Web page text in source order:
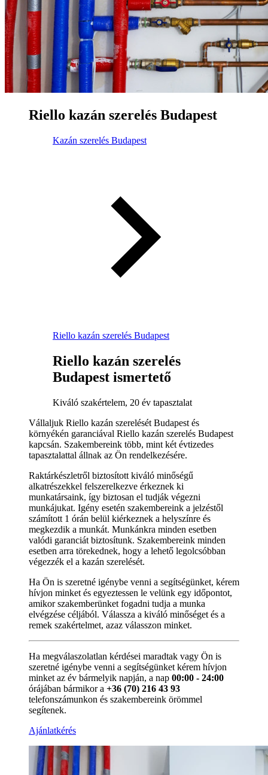
Riello kazán szerelés Budapest
Kazán szerelés Budapest
Riello kazán szerelés Budapest
Riello kazán szerelés
Budapest ismertető
Kiváló szakértelem, 20 év tapasztalat
Vállaljuk Riello kazán szerelését Budapest és
környékén garanciával Riello kazán szerelés Budapest
kapcsán. Szakembereink több, mint két évtizedes
tapasztalattal állnak az Ön rendelkezésére.
Raktárkészletről biztosított kiváló minőségű
alkatrészekkel felszerelkezve érkeznek ki
munkatársaink, így biztosan el tudják végezni
munkájukat. Igény esetén szakembereink a jelzéstől
számított 1 órán belül kiérkeznek a helyszínre és
megkezdik a munkát. Munkánkra minden esetben
valódi garanciát biztosítunk. Szakembereink minden
esetben arra törekednek, hogy a lehető legolcsóbban
végezzék el a kazán szerelését.
Ha Ön is szeretné igénybe venni a segítségünket, kérem
hívjon minket és egyeztessen le velünk egy időpontot,
amikor szakemberünket fogadni tudja a munka
elvégzése céljából. Válassza a kiváló minőséget és a
remek szakértelmet, azaz válasszon minket.
Ha megválaszolatlan kérdései maradtak vagy Ön is
szeretné igénybe venni a segítségünket kérem hívjon
minket az év bármelyik napján, a nap 00:00 - 24:00
órájában bármikor a +36 (70) 216 43 93
telefonszámunkon és szakembereink örömmel
segítenek.
Ajánlatkérés